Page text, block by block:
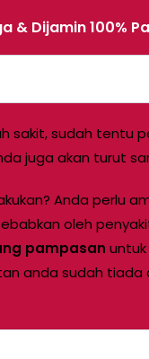
& Dijamin 100%
sakit, sudah tentu
juga akan turut
Anda perlu
oleh
pampasan
anda sudah tiada